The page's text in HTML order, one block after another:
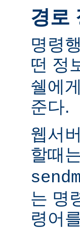
경로
명령
떤 정
쉘에
준다.
웹서
할때
는 명
령어